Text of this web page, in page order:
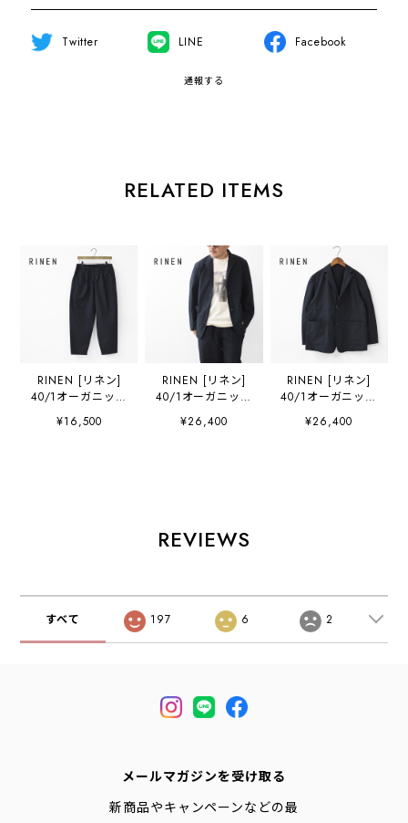
Twitter LINE Facebook
通報する
RELATED ITEMS
RINEN [リネン]
40/1オーガニック
平織テーパードパ
ンツ [R49600-W]
¥16,500
RINEN [リネン]
40/1オーガニック
平織テーラードジ
ャケット
トンジャケット・
ゆったりサイズ・
¥26,400
RINEN [リネン]
40/1オーガニック
平織テーラードジ
ャケット
¥26,400
REVIEWS
すべて 197 6 2
メールマガジンを受け取る
新商品やキャンペーンなどの最